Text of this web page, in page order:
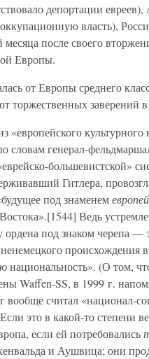
депортации
власть),
после своего
Европы.
от Европы среднего
торжественных заверений
«европейского культурного
словам генерал-
большевистской»
Гитлера,
под знаменем
Ведь
под знаком черепа
происхождения
национальность». (О том,
Waffen-SS, в 1999 г.
вообще считал «национал-
это в какой-то степени
если ей потребовались
и Аушвица; они